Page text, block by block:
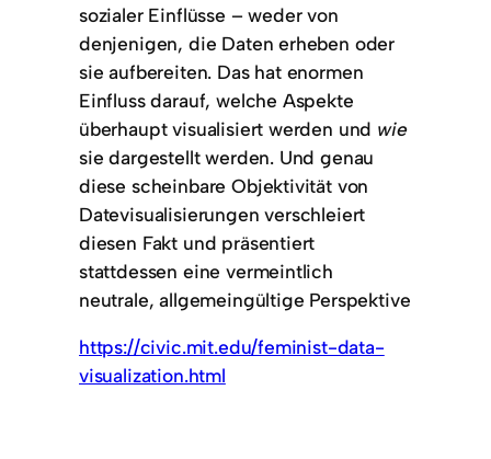
sozialer Einflüsse – weder von
denjenigen, die Daten erheben oder
sie aufbereiten. Das hat enormen
Einfluss darauf, welche Aspekte
überhaupt visualisiert werden und wie
sie dargestellt werden. Und genau
diese scheinbare Objektivität von
Datevisualisierungen verschleiert
diesen Fakt und präsentiert
stattdessen eine vermeintlich
neutrale, allgemeingültige Perspektive
https://civic.mit.edu/feminist-data-
visualization.html